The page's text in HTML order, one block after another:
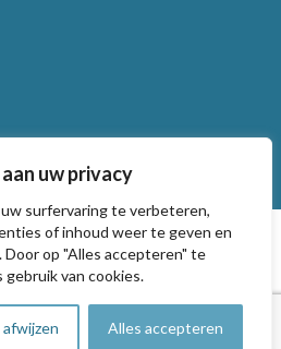
uw privacy
surfervaring te verbeteren,
of inhoud weer te geven en
op "Alles accepteren" te
van cookies.
Alles accepteren
2026
voorwaarden
beleid